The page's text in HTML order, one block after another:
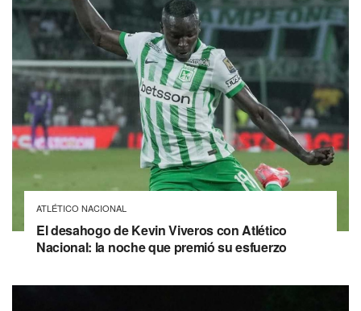
ATLÉTICO NACIONAL
El desahogo de Kevin Viveros con Atlético
Nacional: la noche que premió su esfuerzo